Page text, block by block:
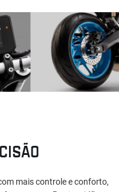
mais controle e conforto,